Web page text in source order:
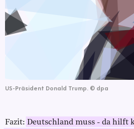
US-Präsident Donald Trump. © dpa
Fazit: Deutschland muss - da hilft